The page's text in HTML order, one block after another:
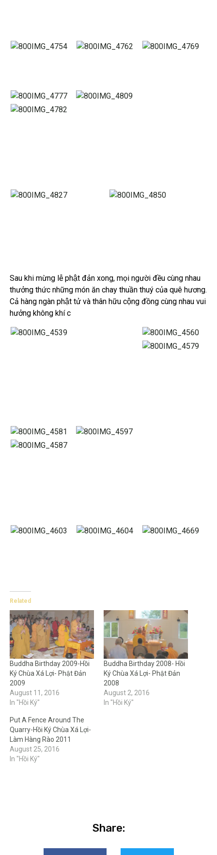
Sau khi mừng lễ phật đản xong, mọi người đều cùng nhau
thưởng thức những món ăn chay thuần thuý của quê hương.
Cả hàng ngàn phật tử và thân hữu cộng đồng cùng nhau vui
hưởng không khí c
Related
Buddha Birthday 2009-Hồi
Ký Chùa Xá Lợi- Phật Đản
2009
August 11, 2016
In "Hồi Ký"
Buddha Birthday 2008- Hồi
Ký Chùa Xá Lợi- Phật Đản
2008
August 2, 2016
In "Hồi Ký"
Put A Fence Around The
Quarry-Hồi Ký Chùa Xá Lợi-
Làm Hàng Rào 2011
August 25, 2016
In "Hồi Ký"
Share: